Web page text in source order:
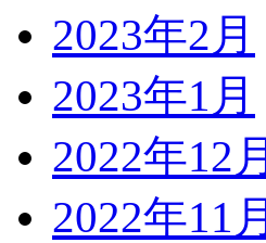
2023年2月
2023年1月
2022年12月
2022年11月